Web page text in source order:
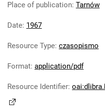
Robotniczego
Robotniczego
Feliksa
Robotniczego
Place of publication: Tarnów
Date: 1967
Resource Type: czasopismo
Format: application/pdf
Resource Identifier: